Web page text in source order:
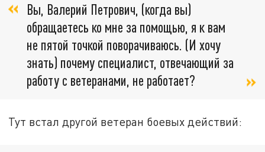
Вы, Валерий Петрович, (когда вы)
обращаетесь ко мне за помощью, я к вам
не пятой точкой поворачиваюсь. (И хочу
знать) почему специалист, отвечающий за
работу с ветеранами, не работает?
Тут встал другой ветеран боевых действий: